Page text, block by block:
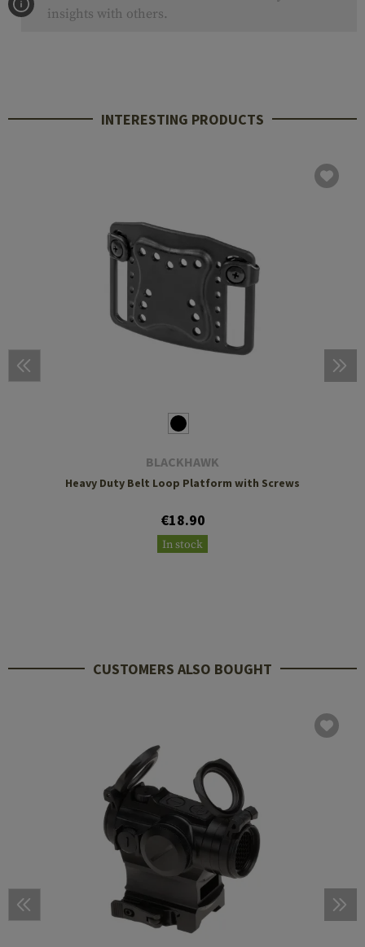
insights with others.
INTERESTING PRODUCTS
BLACKHAWK
Heavy Duty Belt Loop Platform with Screws
€18.90
In stock
CUSTOMERS ALSO BOUGHT